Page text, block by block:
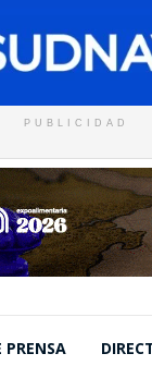
PUBLICIDAD
PRENSA